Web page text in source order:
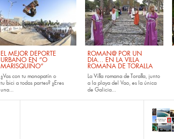
EL MEJOR DEPORTE
URBANO EN “O
MARISQUIÑO”
¿Vas con tu monopatín o
tu bici a todas partes? ¿Eres
una...
ROMAN@ POR UN
DIA... EN LA VILLA
ROMANA DE TORALLA
La Villa romana de Toralla, junto
a la playa del Vao, es la única
de Galicia...